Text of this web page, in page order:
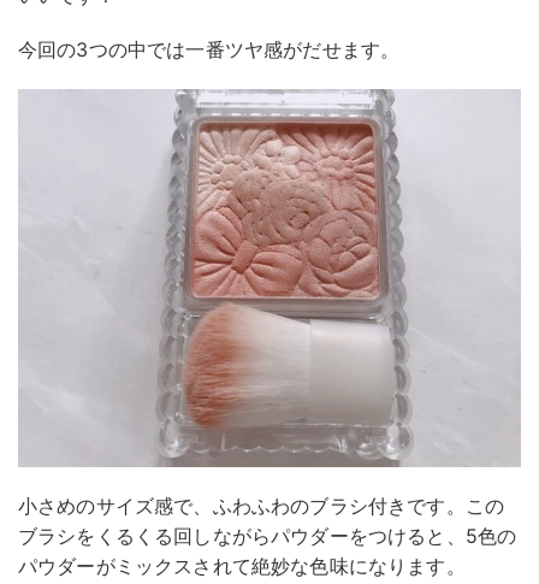
今回の3つの中では一番ツヤ感がだせます。
小さめのサイズ感で、ふわふわのブラシ付きです。この
ブラシをくるくる回しながらパウダーをつけると、5色の
パウダーがミックスされて絶妙な色味になります。